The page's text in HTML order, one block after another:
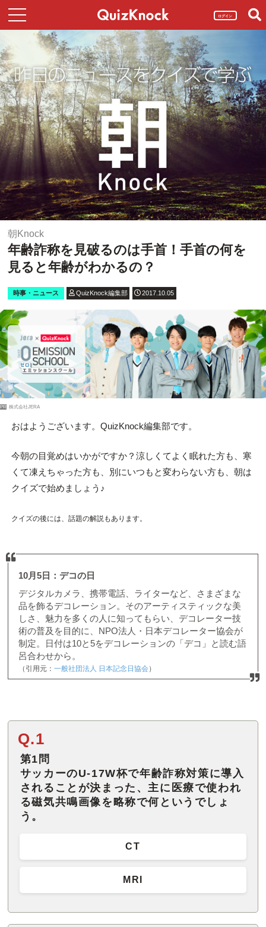
ログイン
朝Knock
年齢詐称を見破るのは手首！手首の何を
見ると年齢がわかるの？
時事・ニュース QuizKnock編集部 2017.10.05
PR 株式会社JERA
おはようございます。QuizKnock編集部です。
今朝の目覚めはいかがですか？涼しくてよく眠れた方も、寒
くて凍えちゃった方も、別にいつもと変わらない方も、朝は
クイズで始めましょう♪
クイズの後には、話題の解説もあります。
10月5日：デコの日
デジタルカメラ、携帯電話、ライターなど、さまざまな
品を飾るデコレーション。そのアーティスティックな美
しさ、魅力を多くの人に知ってもらい、デコレーター技
術の普及を目的に、NPO法人・日本デコレーター協会が
制定。日付は10と5をデコレーションの「デコ」と読む語
呂合わせから。
（引用元： 一般社団法人 日本記念日協会）
Q.1
第1問
サッカーのU-17W杯で年齢詐称対策に導入
されることが決まった、主に医療で使われ
る磁気共鳴画像を略称で何というでしょ
う。
CT
MRI